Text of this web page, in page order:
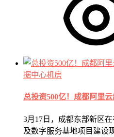
据中心机房
总投资500亿！成都阿里
3月17日，成都东部新区
及数字服务基地项目建设